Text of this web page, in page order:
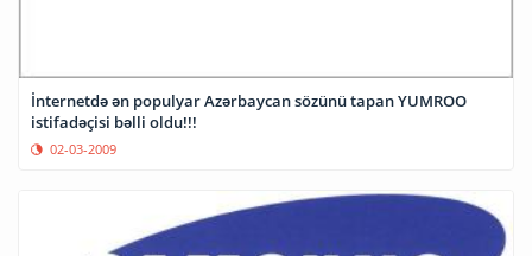
İnternetdə ən populyar Azərbaycan sözünü tapan YUMROO
istifadəçisi bəlli oldu!!!
02-03-2009